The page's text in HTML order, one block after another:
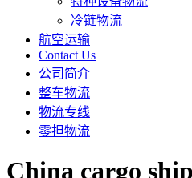
冷链物流
航空运输
Contact Us
公司简介
整车物流
物流专线
零担物流
China cargo